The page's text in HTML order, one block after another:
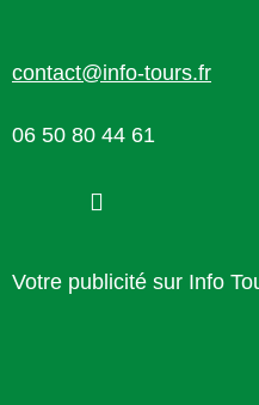
contact@info-tours.fr
06 50 80 44 61
Votre publicité sur Info